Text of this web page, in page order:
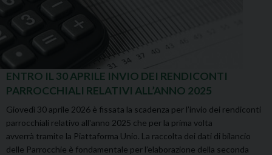
ENTRO IL 30 APRILE INVIO DEI RENDICONTI
PARROCCHIALI RELATIVI ALL’ANNO 2025
Giovedì 30 aprile 2026 è fissata la scadenza per l’invio dei rendiconti
parrocchiali relativo all'anno 2025 che per la prima volta
avverrà tramite la Piattaforma Unio. La raccolta dei dati di bilancio
delle Parrocchie è fondamentale per l’elaborazione della seconda